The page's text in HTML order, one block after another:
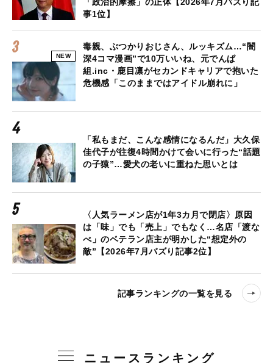
「政治的摩擦」の正体【2026年7月バズり記
事1位】
NEW
毒親、ぶつかりおじさん、ルッキズム…“闇
深4コマ漫画”で10万いいね、元でんぱ
組.inc・鹿目凛がセカンドキャリアで抱いた
危機感「このままではアイドル崩れに」
「私もまだ、こんな感情になるんだ」大久保
佳代子が往復4時間かけて会いに行った“話題
の子猿”…愛犬の老いに重ねた思いとは
〈人気ラーメン店が1年3カ月で閉店〉原因
は「味」でも「売上」でもなく…名店「渡な
べ」のベテラン店主が明かした“想定外の
敵”【2026年7月バズり記事2位】
記事ランキングの一覧を見る
ニュースランキング